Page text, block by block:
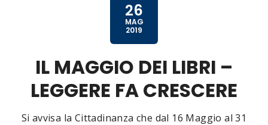
26
MAG
2019
IL MAGGIO DEI LIBRI –
LEGGERE FA CRESCERE
Si avvisa la Cittadinanza che dal 16 Maggio al 31